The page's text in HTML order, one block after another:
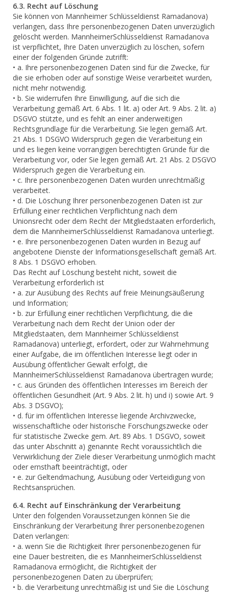
6.3. Recht auf Löschung
Sie können von Mannheimer Schlüsseldienst Ramadanova)
verlangen, dass Ihre personenbezogenen Daten unverzüglich
gelöscht werden. MannheimerSchlüsseldienst Ramadanova
ist verpflichtet, Ihre Daten unverzüglich zu löschen, sofern
einer der folgenden Gründe zutrifft:
• a. Ihre personenbezogenen Daten sind für die Zwecke, für
die sie erhoben oder auf sonstige Weise verarbeitet wurden,
nicht mehr notwendig.
• b. Sie widerrufen Ihre Einwilligung, auf die sich die
Verarbeitung gemäß Art. 6 Abs. 1 lit. a) oder Art. 9 Abs. 2 lit. a)
DSGVO stützte, und es fehlt an einer anderweitigen
Rechtsgrundlage für die Verarbeitung. Sie legen gemäß Art.
21 Abs. 1 DSGVO Widerspruch gegen die Verarbeitung ein
und es liegen keine vorrangigen berechtigten Gründe für die
Verarbeitung vor, oder Sie legen gemäß Art. 21 Abs. 2 DSGVO
Widerspruch gegen die Verarbeitung ein.
• c. Ihre personenbezogenen Daten wurden unrechtmäßig
verarbeitet.
• d. Die Löschung Ihrer personenbezogenen Daten ist zur
Erfüllung einer rechtlichen Verpflichtung nach dem
Unionsrecht oder dem Recht der Mitgliedstaaten erforderlich,
dem die MannheimerSchlüsseldienst Ramadanova unterliegt.
• e. Ihre personenbezogenen Daten wurden in Bezug auf
angebotene Dienste der Informationsgesellschaft gemäß Art.
8 Abs. 1 DSGVO erhoben.
Das Recht auf Löschung besteht nicht, soweit die
Verarbeitung erforderlich ist
• a. zur Ausübung des Rechts auf freie Meinungsäußerung
und Information;
• b. zur Erfüllung einer rechtlichen Verpflichtung, die die
Verarbeitung nach dem Recht der Union oder der
Mitgliedstaaten, dem Mannheimer Schlüsseldienst
Ramadanova) unterliegt, erfordert, oder zur Wahrnehmung
einer Aufgabe, die im öffentlichen Interesse liegt oder in
Ausübung öffentlicher Gewalt erfolgt, die
MannheimerSchlüsseldienst Ramadanova übertragen wurde;
• c. aus Gründen des öffentlichen Interesses im Bereich der
öffentlichen Gesundheit (Art. 9 Abs. 2 lit. h) und i) sowie Art. 9
Abs. 3 DSGVO);
• d. für im öffentlichen Interesse liegende Archivzwecke,
wissenschaftliche oder historische Forschungszwecke oder
für statistische Zwecke gem. Art. 89 Abs. 1 DSGVO, soweit
das unter Abschnitt a) genannte Recht voraussichtlich die
Verwirklichung der Ziele dieser Verarbeitung unmöglich macht
oder ernsthaft beeinträchtigt, oder
• e. zur Geltendmachung, Ausübung oder Verteidigung von
Rechtsansprüchen.
6.4. Recht auf Einschränkung der Verarbeitung
Unter den folgenden Voraussetzungen können Sie die
Einschränkung der Verarbeitung Ihrer personenbezogenen
Daten verlangen:
• a. wenn Sie die Richtigkeit Ihrer personenbezogenen für
eine Dauer bestreiten, die es MannheimerSchlüsseldienst
Ramadanova ermöglicht, die Richtigkeit der
personenbezogenen Daten zu überprüfen;
• b. die Verarbeitung unrechtmäßig ist und Sie die Löschung